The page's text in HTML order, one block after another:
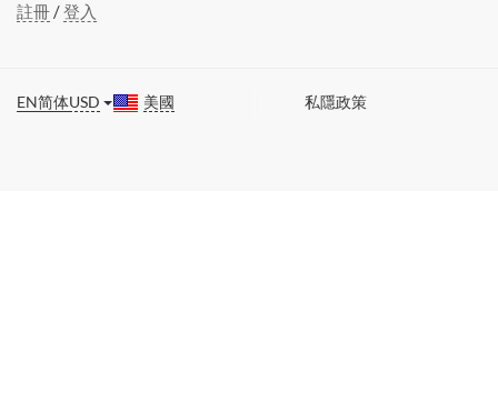
註冊/登入
EN简体USD 美國 私隱政策